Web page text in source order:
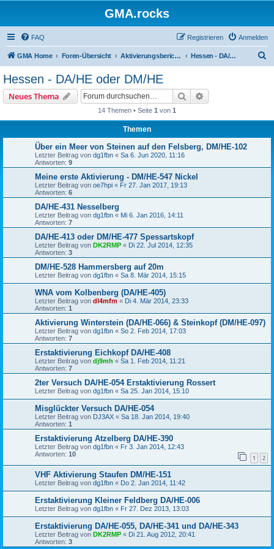
GMA.rocks
FAQ Anmelden
Registrieren
GMA Home Foren-Übersicht Aktivierungsberichte / Activity Reports Hessen - DA/HE oder DM/HE
Hessen - DA/HE oder DM/HE
Neues Thema Suche
14 Themen • Seite 1 von 1
Themen
Über ein Meer von Steinen auf den Felsberg, DM/HE-102
Letzter Beitrag von dg1fbn « Sa 6. Jun 2020, 11:16
Antworten: 9
Meine erste Aktivierung - DM/HE-547 Nickel
Letzter Beitrag von oe7hpi « Fr 27. Jan 2017, 19:13
Antworten: 6
DA/HE-431 Nesselberg
Letzter Beitrag von dg1fbn « Mi 6. Jan 2016, 14:11
Antworten: 7
DA/HE-413 oder DM/HE-477 Spessartskopf
Letzter Beitrag von DK2RMP « Di 22. Jul 2014, 12:35
Antworten: 3
DM/HE-528 Hammersberg auf 20m
Letzter Beitrag von dg1fbn « Sa 8. Mär 2014, 15:15
WNA vom Kolbenberg (DA/HE-405)
Letzter Beitrag von dl4mfm « Di 4. Mär 2014, 23:33
Antworten: 1
Aktivierung Winterstein (DA/HE-066) & Steinkopf (DM/HE-097)
Letzter Beitrag von dg1fbn « So 2. Feb 2014, 17:03
Antworten: 7
Erstaktivierung Eichkopf DA/HE-408
Letzter Beitrag von dj9mh « Sa 1. Feb 2014, 11:21
Antworten: 7
2ter Versuch DA/HE-054 Erstaktivierung Rossert
Letzter Beitrag von dg1fbn « Sa 25. Jan 2014, 15:10
Misglückter Versuch DA/HE-054
Letzter Beitrag von DJ3AX « Sa 18. Jan 2014, 19:40
Antworten: 1
Erstaktivierung Atzelberg DA/HE-390
Letzter Beitrag von dg1fbn « Fr 3. Jan 2014, 12:43
Antworten: 10 1 2
VHF Aktivierung Staufen DM/HE-151
Letzter Beitrag von dg1fbn « Do 2. Jan 2014, 11:42
Erstaktivierung Kleiner Feldberg DA/HE-006
Letzter Beitrag von dg1fbn « Fr 27. Dez 2013, 13:03
Erstaktivierung DA/HE-055, DA/HE-341 und DA/HE-343
Letzter Beitrag von DK2RMP « Di 21. Aug 2012, 20:41
Antworten: 3